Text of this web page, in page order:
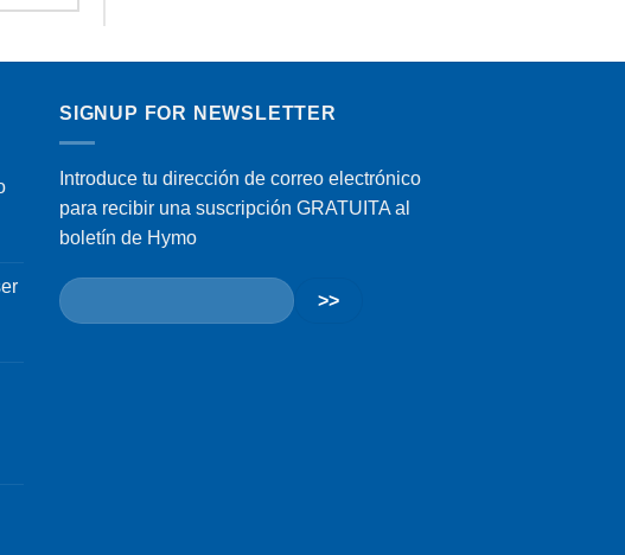
SIGNUP FOR NEWSLETTER
Introduce tu dirección de correo electrónico
para recibir una suscripción GRATUITA al
boletín de Hymo